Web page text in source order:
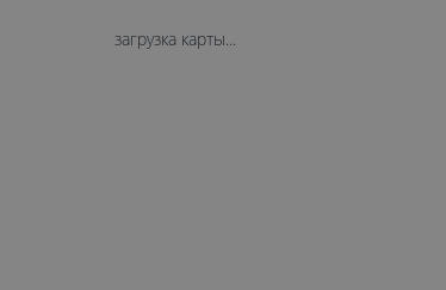
загрузка карты...